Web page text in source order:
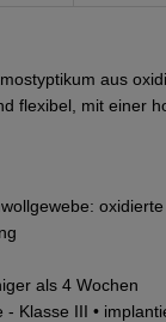
aus
flexibel, mit einer
als 4 Wochen
- Klasse III •